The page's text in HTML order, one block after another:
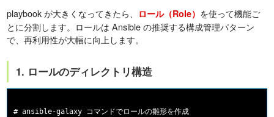
playbook が大きくなってきたら、 ロール（Role） を使って機能ご
とに分割します。ロールは Ansible の推奨する構成管理パターン
で、再利用性が大幅に向上します。
1. ロールのディレクトリ構造
# ansible-galaxy コマンドでロールの雛形を作成